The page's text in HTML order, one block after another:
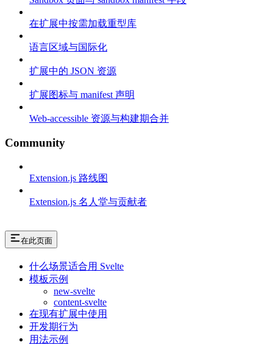
在扩展中按需加载重型库
语言区域与国际化
扩展中的 JSON 资源
扩展图标与 manifest 声明
Web-accessible 资源与构建期合并
Community
Extension.js 路线图
Extension.js 名人堂与贡献者
在此页面
什么场景适合用 Svelte
模板示例
new-svelte
content-svelte
在现有扩展中使用
开发期行为
用法示例